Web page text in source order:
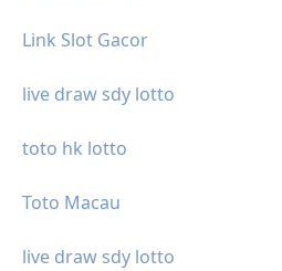
Link Slot Gacor
live draw sdy lotto
toto hk lotto
Toto Macau
live draw sdy lotto